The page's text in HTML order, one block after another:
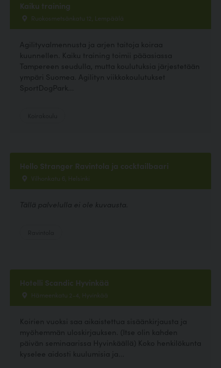
Kaiku training
Ruokosmetsänkatu 12, Lempäälä
Agilityvalmennusta ja arjen taitoja koiraa
kuunnellen. Kaiku training toimii pääasiassa
Tampereen seudulla, mutta koulutuksia järjestetään
ympäri Suomea. Agilityn viikkokoulutukset
SportDogPark...
Hello Stranger Ravintola ja cocktailbaari
Vilhonkatu 6, Helsinki
Tällä palvelulla ei ole kuvausta.
Hotelli Scandic Hyvinkää
Hämeenkatu 2-4, Hyvinkää
Koirien vuoksi saa aikaistettua sisäänkirjausta ja
myöhemmän uloskirjauksen. (Itse olin kahden
päivän seminaarissa Hyvinkäällä) Koko henkilökunta
kyselee aidosti kuulumisia ja...